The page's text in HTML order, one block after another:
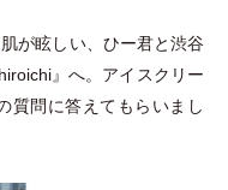
が眩しい、ひー君と渋谷
』へ。アイスクリー
質問に答えてもらいまし